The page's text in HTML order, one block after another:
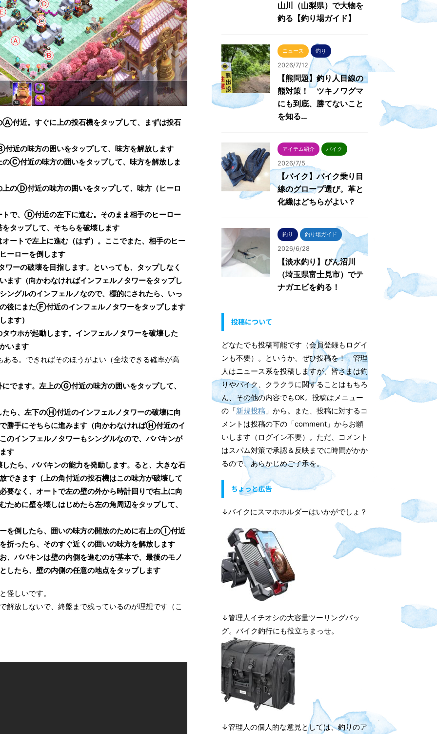
付近。すぐに上の投石機をタップして、まずは投石
近の味方の囲いをタップして、味方を解放します
Ⓒ付近の味方の囲いをタップして、味方を解放しま
のⒹ付近の味方の囲いをタップして、味方（ヒーロ
で、Ⓓ付近の左下に進む。そのまま相手のヒーロー
タップして、そちらを破壊します
ートで左上に進む（はず）。ここでまた、相手のヒー
ーローを倒します
ーの破壊を目指します。といっても、タップしなく
ます（向かわなければインフェルノタワーをタップし
ングルのインフェルノなので、標的にされたら、いっ
後にまたⒻ付近のインフェルノタワーをタップします
ます）
ウホが起動します。インフェルノタワーを破壊した
います
る。できればそのほうがよい（全壊できる確率が高
でます。左上のⒼ付近の味方の囲いをタップして、
ら、左下のⒽ付近のインフェルノタワーの破壊に向
勝手にそちらに進みます（向かわなければⒽ付近のイ
のインフェルノタワーもシングルなので、ババキンが
す
ら、ババキンの能力を発動します。ると、大きな石
できます（上の角付近の投石機はこの味方が破壊して
要なく、オートで左の壁の外から時計回りで右上に向
ために壁を壊しはじめたら左の角周辺をタップして、
を倒したら、囲いの味方の開放のために右上のⒾ付近
折ったら、そのすぐ近くの囲いの味方を解放します
ババキンは壁の内側を進むのが基本で、最後のモノ
したら、壁の内側の任意の地点をタップします
怪しいです。
解放しないで、終盤まで残っているのが理想です（こ
山川（山梨県）で大物を
釣る【釣り場ガイド】
ニュース 釣り
2026/7/12
【熊問題】釣り人目線の
熊対策！ ツキノワグマ
にも到底、勝てないこと
を知る…
アイテム紹介 バイク
2026/7/5
【バイク】バイク乗り目
線のグローブ選び。革と
化繊はどちらがよい？
釣り 釣り場ガイド
2026/6/28
【淡水釣り】びん沼川
（埼玉県富士見市）でテ
ナガエビを釣る！
投稿について
どなたでも投稿可能です（会員登録もログイ
ンも不要）。というか、ぜひ投稿を！ 管理
人はニュース系を投稿しますが、皆さまは釣
りやバイク、クラクラに関することはもちろ
ん、その他の内容でもOK。投稿はメニュー
の「新規投稿 」から。また、投稿に対するコ
メントは投稿の下の「comment」からお願
いします（ログイン不要）。ただ、コメント
はスパム対策で承認＆反映までに時間がかか
るので、あらかじめご了承を。
ちょっと広告
↓バイクにスマホホルダーはいかがでしょ？
↓管理人イチオシの大容量ツーリングバッ
グ。バイク釣行にも役立ちまっせ。
↓管理人の個人的な意見としては、釣りのア